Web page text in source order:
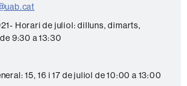
Horari de juliol: dilluns, dimarts,
9:30 a 13:30
15, 16 i 17 de juliol de 10:00 a 13:00